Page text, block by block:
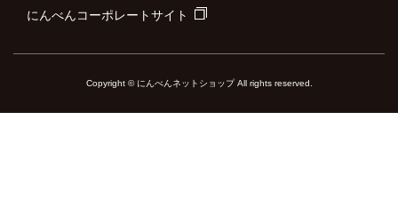
にんべんコーポレートサイト
Copyright © にんべんネットショップ All rights reserved.